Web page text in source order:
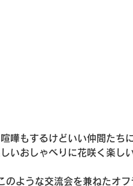
嘩もするけどいい仲間たち
いおしゃべりに花咲く楽し
ような交流会を兼ねたオ